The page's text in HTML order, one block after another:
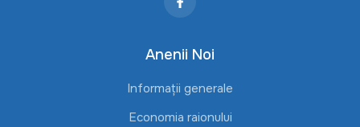
Anenii Noi
Informații generale
Economia raionului